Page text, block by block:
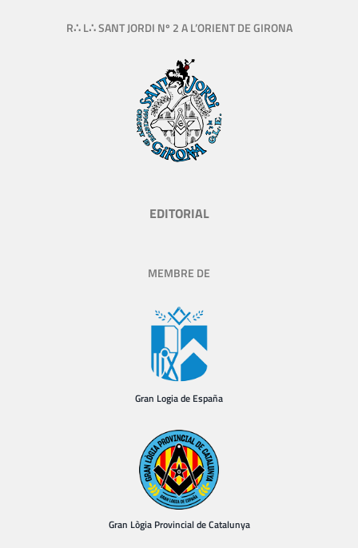
R∴ L∴ SANT JORDI Nº 2 A L’ORIENT DE GIRONA
EDITORIAL
MEMBRE DE
Gran Logia de España
Gran Lògia Provincial de Catalunya